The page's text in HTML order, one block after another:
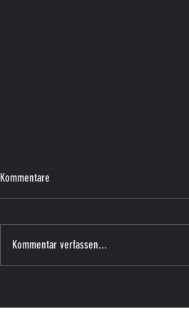
Kommentare
Kommentar verfassen...